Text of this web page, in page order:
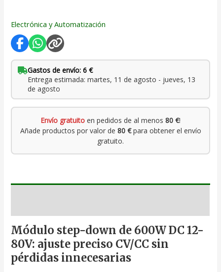
Electrónica y Automatización
Gastos de envío: 6 €
Entrega estimada: martes, 11 de agosto - jueves, 13
de agosto
Envío gratuito en pedidos de al menos 80 €!
Añade productos por valor de 80 €para obtener el envío
gratuito.
Módulo step-down de 600W DC 12-
80V: ajuste preciso CV/CC sin
pérdidas innecesarias